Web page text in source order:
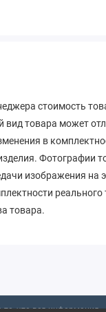
стоимость
товара может
в
Фотографии
изображения на
товара.